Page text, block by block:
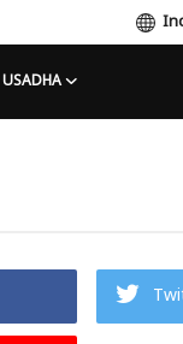
USADHA